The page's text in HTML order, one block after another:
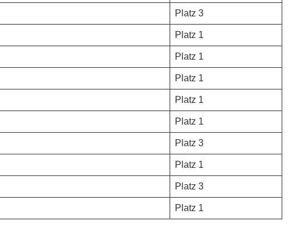
Platz 3
Platz 1
Platz 1
Platz 1
Platz 1
Platz 1
Platz 3
Platz 1
Platz 3
Platz 1